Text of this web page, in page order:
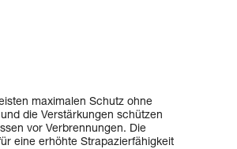
maximalen Schutz ohne
die Verstärkungen schützen
vor Verbrennungen. Die
eine erhöhte Strapazierfähigkeit